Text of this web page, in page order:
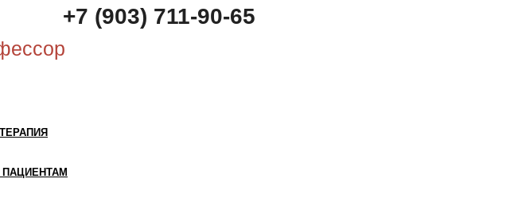
+7 (903) 711-90-65